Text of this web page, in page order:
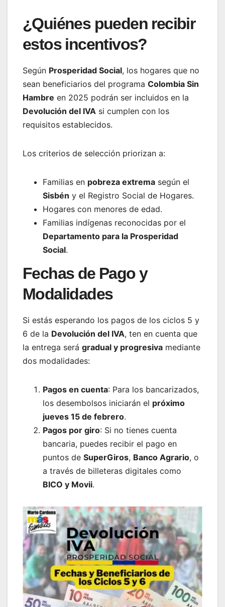
¿Quiénes pueden recibir
estos incentivos?
Según Prosperidad Social, los hogares que no
sean beneficiarios del programa Colombia Sin
Hambre en 2025 podrán ser incluidos en la
Devolución del IVA si cumplen con los
requisitos establecidos.
Los criterios de selección priorizan a:
Familias en pobreza extrema según el
Sisbén y el Registro Social de Hogares.
Hogares con menores de edad.
Familias indígenas reconocidas por el
Departamento para la Prosperidad
Social.
Fechas de Pago y
Modalidades
Si estás esperando los pagos de los ciclos 5 y
6 de la Devolución del IVA, ten en cuenta que
la entrega será gradual y progresiva mediante
dos modalidades:
Pagos en cuenta: Para los bancarizados,
los desembolsos iniciarán el próximo
jueves 15 de febrero.
Pagos por giro: Si no tienes cuenta
bancaria, puedes recibir el pago en
puntos de SuperGiros, Banco Agrario, o
a través de billeteras digitales como
BICO y Movii.